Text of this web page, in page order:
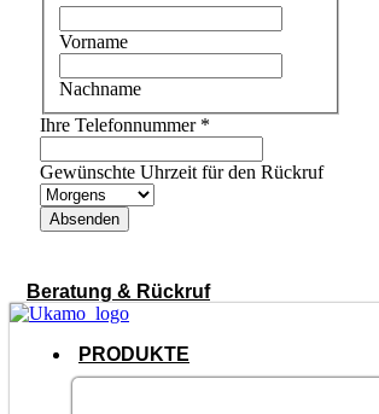
Vorname
Nachname
Ihre Telefonnummer *
Gewünschte Uhrzeit für den Rückruf
Absenden
Beratung & Rückruf
PRODUKTE